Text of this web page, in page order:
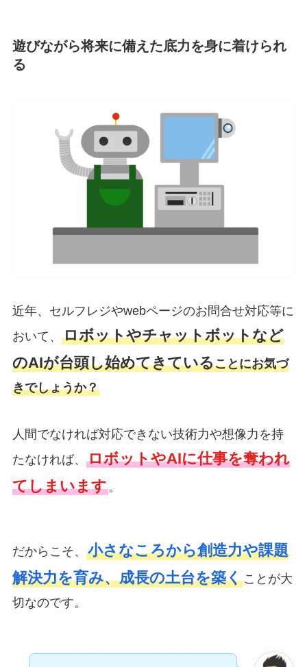
遊びながら将来に備えた底力を身に着けられ
る
近年、セルフレジやwebページのお問合せ対応等に
おいて、 ロボットやチャットボットなど
のAIが台頭し始めてきていることにお気づ
きでしょうか？
人間でなければ対応できない技術力や想像力を持
たなければ、 ロボットやAIに仕事を奪われ
てしまいます。
だからこそ、 小さなころから創造力や課題
解決力を育み、成長の土台を築くことが大
切なのです。